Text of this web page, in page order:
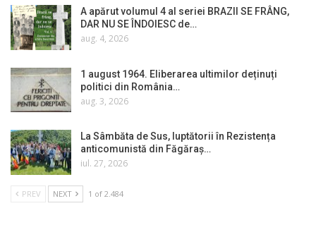
A apărut volumul 4 al seriei BRAZII SE FRÂNG,
DAR NU SE ÎNDOIESC de…
aug. 4, 2026
1 august 1964. Eliberarea ultimilor deținuți
politici din România…
aug. 3, 2026
La Sâmbăta de Sus, luptătorii în Rezistența
anticomunistă din Făgăraș…
iul. 27, 2026
PREV NEXT 1 of 2.484